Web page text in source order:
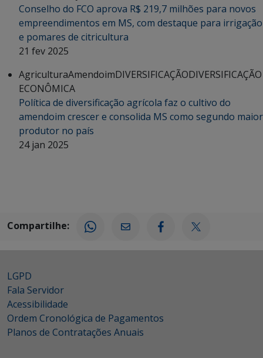
Conselho do FCO aprova R$ 219,7 milhões para novos
empreendimentos em MS, com destaque para irrigação
e pomares de citricultura
21 fev 2025
AgriculturaAmendoimDIVERSIFICAÇÃODIVERSIFICAÇÃO
ECONÔMICA
Política de diversificação agrícola faz o cultivo do
amendoim crescer e consolida MS como segundo maior
produtor no país
24 jan 2025
Compartilhe:
LGPD
Fala Servidor
Acessibilidade
Ordem Cronológica de Pagamentos
Planos de Contratações Anuais